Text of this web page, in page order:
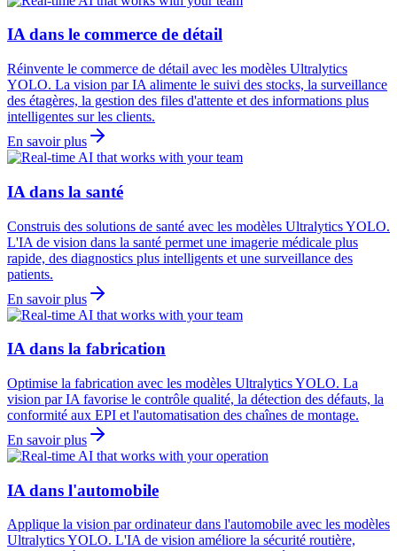
IA dans le commerce de détail
Réinvente le commerce de détail avec les modèles Ultralytics
YOLO. La vision par IA alimente le suivi des stocks, la surveillance
des étagères, la gestion des files d'attente et des informations plus
intelligentes sur les clients.
En savoir plus
IA dans la santé
Construis des solutions de santé avec les modèles Ultralytics YOLO.
L'IA de vision dans la santé permet une imagerie médicale plus
rapide, des diagnostics plus intelligents et une surveillance des
patients.
En savoir plus
IA dans la fabrication
Optimise la fabrication avec les modèles Ultralytics YOLO. La
vision par IA favorise le contrôle qualité, la détection des défauts, la
conformité aux EPI et l'automatisation des chaînes de montage.
En savoir plus
IA dans l'automobile
Applique la vision par ordinateur dans l'automobile avec les modèles
Ultralytics YOLO. L'IA de vision améliore la sécurité routière,